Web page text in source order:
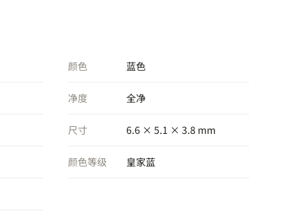
颜色 蓝色
净度 全净
尺寸 6.6 × 5.1 × 3.8 mm
颜色等级 皇家蓝